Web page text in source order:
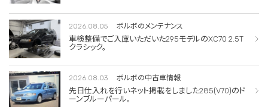
2026.08.05 ボルボのメンテナンス
車検整備でご入庫いただいた295モデルのXC70 2.5T
クラシック。
2026.08.03 ボルボの中古車情報
先日仕入れを行いネット掲載をしました285(V70)のド
ーンブルーパール。